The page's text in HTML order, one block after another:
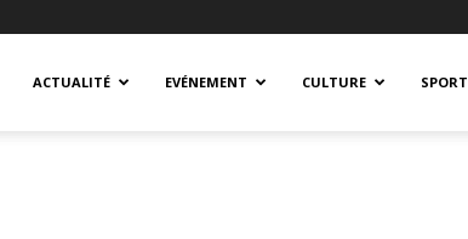
ACTUALITÉ EVÉNEMENT CULTURE SPORT